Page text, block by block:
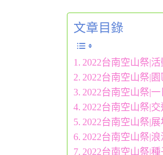
文章目錄
2022台南空山祭|
2022台南空山祭|
2022台南空山祭|
2022台南空山祭|
2022台南空山祭|展
2022台南空山祭|
2022台南空山祭|種